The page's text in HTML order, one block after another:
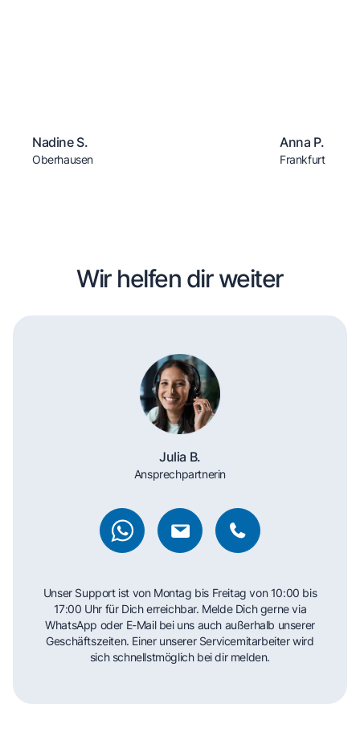
Nadine S.
Oberhausen
Anna P.
Frankfurt
Wir helfen dir weiter
Julia B.
Ansprechpartnerin
Unser Support ist von Montag bis Freitag von 10:00 bis
17:00 Uhr für Dich erreichbar. Melde Dich gerne via
WhatsApp oder E-Mail bei uns auch außerhalb unserer
Geschäftszeiten. Einer unserer Servicemitarbeiter wird
sich schnellstmöglich bei dir melden.